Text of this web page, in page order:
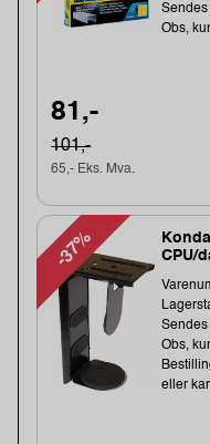
Obs,
81,-
101,-
65,- Eks. Mva.
-37%
CPU/
Obs,
eller